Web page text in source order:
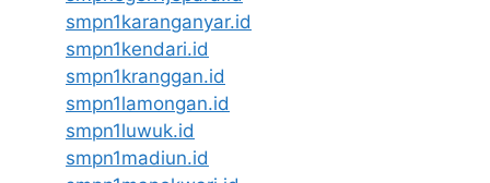
smpn1karanganyar.id
smpn1kendari.id
smpn1kranggan.id
smpn1lamongan.id
smpn1luwuk.id
smpn1madiun.id